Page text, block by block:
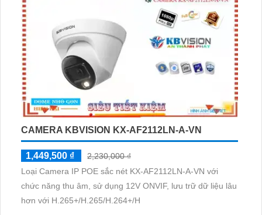
CAMERA KBVISION KX-AF2112LN-A-VN
1,449,500 ₫
2,230,000 ₫
Loại Camera IP POE sắc nét KX-AF2112LN-A-VN với
chức năng thu âm, sử dụng 12V ONVIF, lưu trữ dữ liệu lâu
hơn với H.265+/H.265/H.264+/H